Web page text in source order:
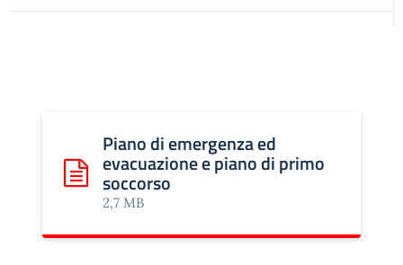
Scarica: Piano di emergenza ed evacuazione e piano di
Piano di emergenza ed
evacuazione e piano di primo
soccorso
2,7 MB